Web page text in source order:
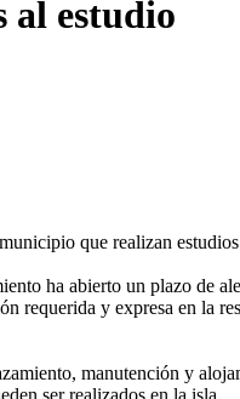
al estudio
que realizan
ha abierto un plazo de
requerida y expresa en la
manutención y